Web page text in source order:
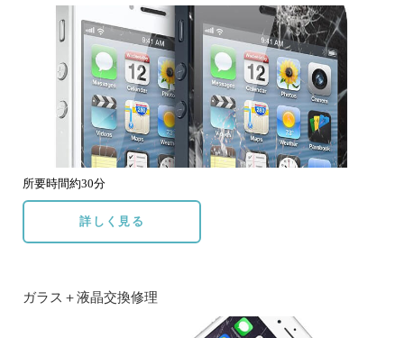
所要時間約30分
詳しく見る
ガラス＋液晶交換修理